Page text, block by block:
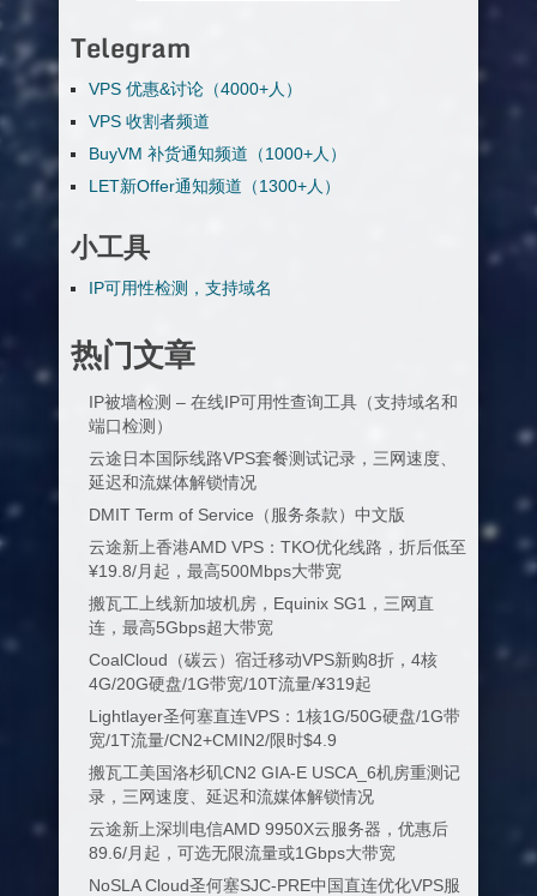
Telegram
VPS 优惠&讨论（4000+人）
VPS 收割者频道
BuyVM 补货通知频道（1000+人）
LET新Offer通知频道（1300+人）
小工具
IP可用性检测，支持域名
热门文章
IP被墙检测 – 在线IP可用性查询工具（支持域名和
端口检测）
云途日本国际线路VPS套餐测试记录，三网速度、
延迟和流媒体解锁情况
DMIT Term of Service（服务条款）中文版
云途新上香港AMD VPS：TKO优化线路，折后低至
¥19.8/月起，最高500Mbps大带宽
搬瓦工上线新加坡机房，Equinix SG1，三网直
连，最高5Gbps超大带宽
CoalCloud（碳云）宿迁移动VPS新购8折，4核
4G/20G硬盘/1G带宽/10T流量/¥319起
Lightlayer圣何塞直连VPS：1核1G/50G硬盘/1G带
宽/1T流量/CN2+CMIN2/限时$4.9
搬瓦工美国洛杉矶CN2 GIA-E USCA_6机房重测记
录，三网速度、延迟和流媒体解锁情况
云途新上深圳电信AMD 9950X云服务器，优惠后
89.6/月起，可选无限流量或1Gbps大带宽
NoSLA Cloud圣何塞SJC-PRE中国直连优化VPS服